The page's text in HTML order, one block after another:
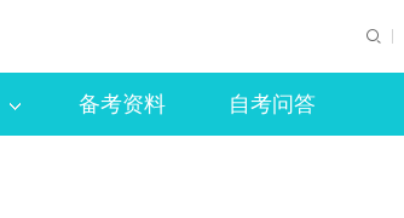
备考资料 自考问答